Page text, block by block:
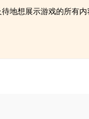
地想展示游戏的所有